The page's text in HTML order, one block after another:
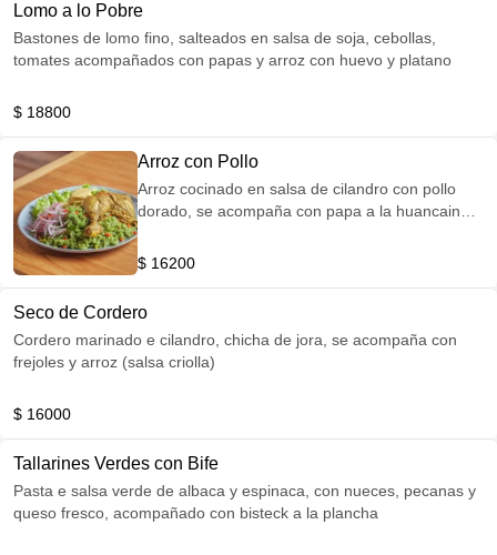
Lomo a lo Pobre
Bastones de lomo fino, salteados en salsa de soja, cebollas,
tomates acompañados con papas y arroz con huevo y platano
$ 18800
Arroz con Pollo
Arroz cocinado en salsa de cilandro con pollo
dorado, se acompaña con papa a la huancaina y
$ 16200
Seco de Cordero
Cordero marinado e cilandro, chicha de jora, se acompaña con
frejoles y arroz (salsa criolla)
$ 16000
Tallarines Verdes con Bife
Pasta e salsa verde de albaca y espinaca, con nueces, pecanas y
queso fresco, acompañado con bisteck a la plancha